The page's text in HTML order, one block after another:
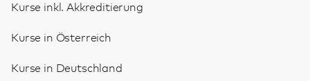
Kurse inkl. Akkreditierung
Kurse in Österreich
Kurse in Deutschland